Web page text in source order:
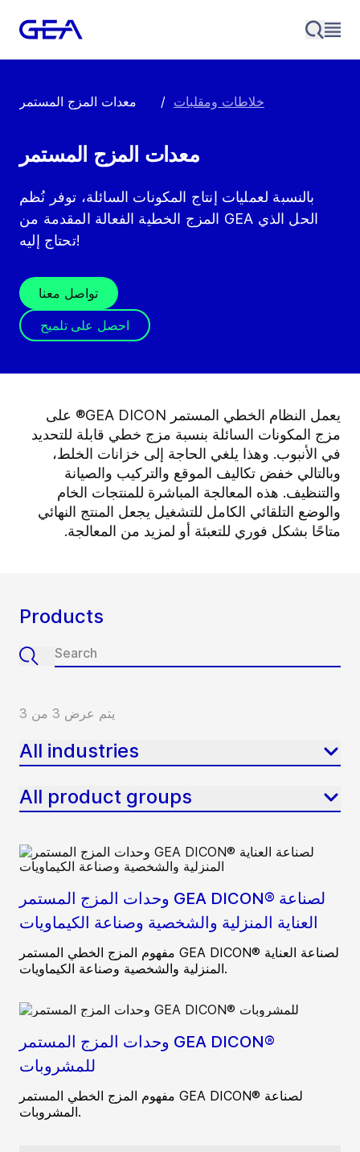
خلاطات ومقلبات / معدات المزج المستمر
معدات المزج المستمر
بالنسبة لعمليات إنتاج المكونات السائلة، توفر نُظم
المزج الخطية الفعالة المقدمة من GEA الحل الذي
تحتاج إليه!
تواصل معنا
احصل على تلميح
يعمل النظام الخطي المستمر GEA DICON® على
مزج المكونات السائلة بنسبة مزج خطي قابلة للتحديد
في الأنبوب. وهذا يلغي الحاجة إلى خزانات الخلط،
وبالتالي خفض تكاليف الموقع والتركيب والصيانة
والتنظيف. هذه المعالجة المباشرة للمنتجات الخام
والوضع التلقائي الكامل للتشغيل يجعل المنتج النهائي
متاحًا بشكل فوري للتعبئة أو لمزيد من المعالجة.
Products
يتم عرض 3 من 3
All industries
All product groups
وحدات المزج المستمر GEA DICON® لصناعة
العناية المنزلية والشخصية وصناعة الكيماويات
مفهوم المزج الخطي المستمر GEA DICON® لصناعة العناية
المنزلية والشخصية وصناعة الكيماويات.
وحدات المزج المستمر GEA DICON®
للمشروبات
مفهوم المزج الخطي المستمر GEA DICON® لصناعة
المشروبات.